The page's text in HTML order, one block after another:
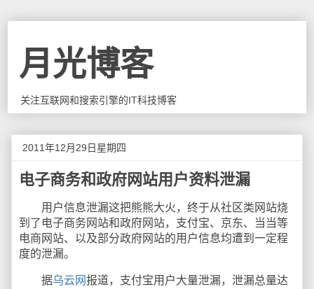
月光博客
关注互联网和搜索引擎的IT科技博客
2011年12月29日星期四
电子商务和政府网站用户资料泄漏
用户信息泄漏这把熊熊大火，终于从社区类网站烧
到了电子商务网站和政府网站，支付宝、京东、当当等
电商网站、以及部分政府网站的用户信息均遭到一定程
度的泄漏。
据乌云网报道，支付宝用户大量泄漏，泄漏总量达